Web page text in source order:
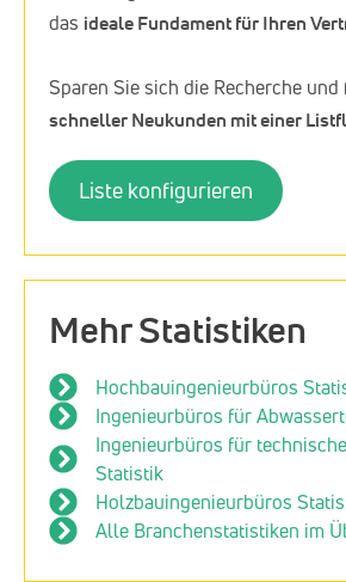
das ideale Fundament für Ihren
Sparen Sie sich die Recherche und
schneller Neukunden mit einer
Liste konfigurieren
Mehr Statistiken
Hochbauingenieurbüros
Ingenieurbüros für
Ingenieurbüros für
Statistik
Holzbauingenieurbüros
Alle Branchenstatistiken im